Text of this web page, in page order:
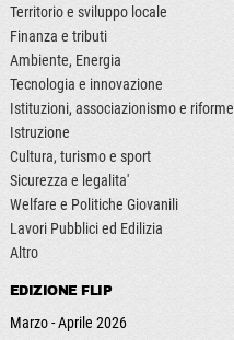
Territorio e sviluppo locale
Finanza e tributi
Ambiente, Energia
Tecnologia e innovazione
Istituzioni, associazionismo e riforme
Istruzione
Cultura, turismo e sport
Sicurezza e legalita'
Welfare e Politiche Giovanili
Lavori Pubblici ed Edilizia
Altro
EDIZIONE FLIP
Marzo - Aprile 2026